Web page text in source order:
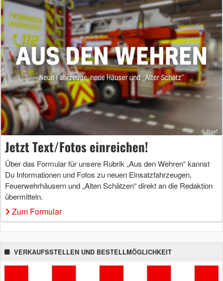
Jetzt Text/Fotos einreichen!
Über das Formular für unsere Rubrik „Aus den Wehren“ kannst
Du Informationen und Fotos zu neuen Einsatzfahrzeugen,
Feuerwehrhäusern und „Alten Schätzen“ direkt an die Redaktion
übermitteln.
Zum Formular
VERKAUFSSTELLEN UND BESTELLMÖGLICHKEIT